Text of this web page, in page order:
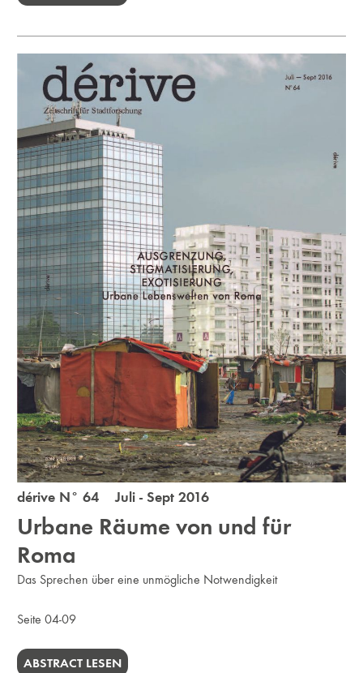
dérive N° 64 Juli - Sept 2016
Urbane Räume von und für
Roma
Das Sprechen über eine unmögliche Notwendigkeit
Seite 04-09
ABSTRACT LESEN